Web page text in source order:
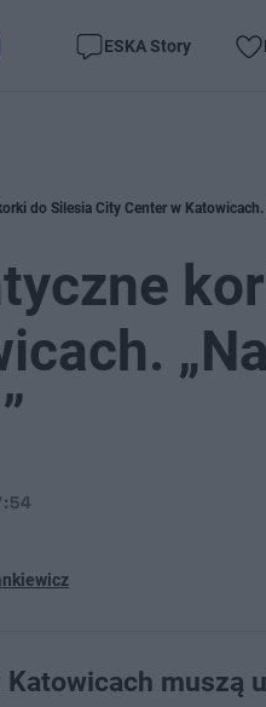
ESKA Story
do Silesia City Center w
Katowicach muszą